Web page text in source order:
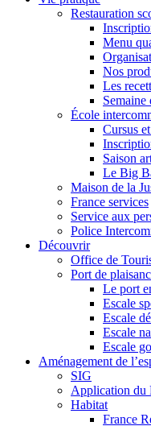
Restauration
Menu
Nos
Les
Semaine
École
Cursus
Saison
Le Big
Maison de la
France services
Service aux
Police
Découvrir
Office de
Port de
Le port
Escale
Escale
Escale
Escale
Aménagement de
SIG
Application du
Habitat
France